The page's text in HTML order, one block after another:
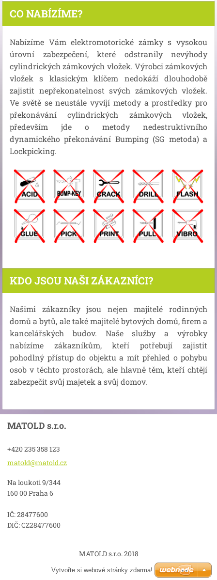
CO NABÍZÍME?
Nabízíme Vám elektromotorické zámky s vysokou
úrovní zabezpečení, které odstranily nevýhody
cylindrických zámkových vložek. Výrobci zámkových
vložek s klasickým klíčem nedokáží dlouhodobě
zajistit nepřekonatelnost svých zámkových vložek.
Ve světě se neustále vyvíjí metody a prostředky pro
překonávání cylindrických zámkových vložek,
především jde o metody nedestruktivního
dynamického překonávání Bumping (SG metoda) a
Lockpicking.
KDO JSOU NAŠI ZÁKAZNÍCI?
Našimi zákazníky jsou nejen majitelé rodinných
domů a bytů, ale také majitelé bytových domů, firem a
kancelářských budov. Naše služby a výrobky
nabízíme zákazníkům, kteří potřebují zajistit
pohodlný přístup do objektu a mít přehled o pohybu
osob v těchto prostorách, ale hlavně těm, kteří chtějí
zabezpečit svůj majetek a svůj domov.
MATOLD s.r.o.
+420 235 358 123
matold@matold.cz
Na loukoti 9/344
160 00 Praha 6
IČ: 28477600
DIČ: CZ28477600
MATOLD s.r.o. 2018
Vytvořte si webové stránky zdarma!